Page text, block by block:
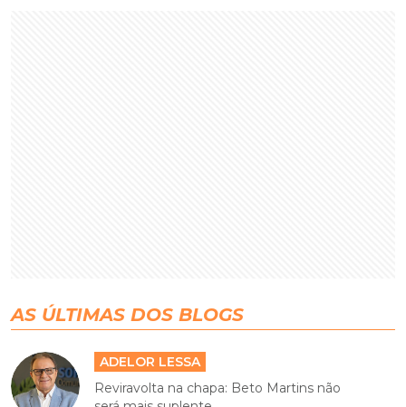
AS ÚLTIMAS DOS BLOGS
ADELOR LESSA
Reviravolta na chapa: Beto Martins não